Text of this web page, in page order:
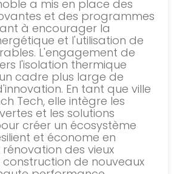
a mis en place des
et des programmes
à encourager la
et l'utilisation de
L'engagement de
l'isolation thermique
cadre plus large de
En tant que ville
Tech, elle intègre les
et les solutions
créer un écosystème
et économe en
des vieux
de nouveaux